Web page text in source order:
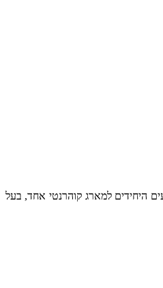
היחידים למארג קוהרנטי אחד, בעל